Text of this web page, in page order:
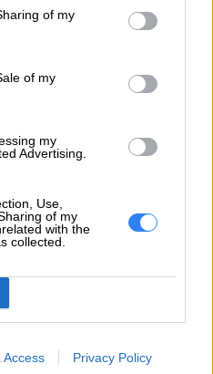
of my
of my
my
Advertising.
Use,
of my
with the
collected.
Access Privacy Policy
X
X